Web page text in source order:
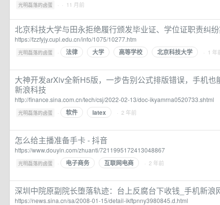
光明磊落的卤蛋 · · 11 月前
北京科技大学与田永拒绝履行颁发毕业证、学位证职责纠
https://fzzfyjy.cupl.edu.cn/info/1075/10277.htm
光明磊落的卤蛋 · 法律 大学 高等学校 北京科技大学 · 1 年
大神开发arXiv全新H5版，一步告别公式排版错误，手机也
新浪科技
http://finance.sina.com.cn/tech/csj/2022-02-13/doc-ikyamrna0520733.shtml
光明磊落的卤蛋 · 软件 latex · 2 年前
怎么给主播准备手卡 - 抖音
https://www.douyin.com/zhuanti/7211995172413048867
光明磊落的卤蛋 · 电子商务 互联网电商 · 2 年前
深圳中院原副院长堕落轨迹：台上反腐台下收钱_手机新浪
https://news.sina.cn/sa/2008-01-15/detail-ikftpnny3980845.d.html